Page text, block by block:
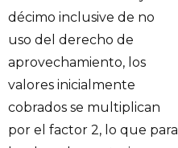
décimo inclusive de no
uso del derecho de
aprovechamiento, los
valores inicialmente
cobrados se multiplican
por el factor 2, lo que para